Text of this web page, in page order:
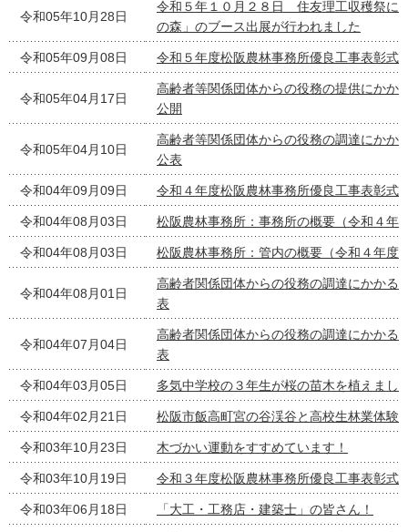
令和05年10月28日
令和５年１０月２８日 住友理工収穫祭に
の森」のブース出展が行われました
令和05年09月08日 令和５年度松阪農林事務所優良工事表彰式
令和05年04月17日
高齢者等関係団体からの役務の提供にかか
公開
令和05年04月10日
高齢者等関係団体からの役務の調達にかか
公表
令和04年09月09日 令和４年度松阪農林事務所優良工事表彰式
令和04年08月03日 松阪農林事務所：事務所の概要（令和４年
令和04年08月03日 松阪農林事務所：管内の概要（令和４年度
令和04年08月01日
高齢者関係団体からの役務の調達にかかる
表
令和04年07月04日
高齢者関係団体からの役務の調達にかかる
表
令和04年03月05日 多気中学校の３年生が桜の苗木を植えまし
令和04年02月21日 松阪市飯高町宮の谷渓谷と高校生林業体験
令和03年10月23日 木づかい運動をすすめています！
令和03年10月19日 令和３年度松阪農林事務所優良工事表彰式
令和03年06月18日 「大工・工務店・建築士」の皆さん！